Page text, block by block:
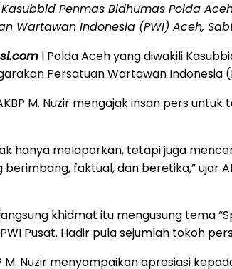
Penmas Bidhumas Polda
Wartawan Indonesia (PWI) Aceh,
l Polda Aceh yang diwakili
Persatuan Wartawan Indonesia
M. Nuzir mengajak insan pers
hanya melaporkan, tetapi juga
faktual, dan beretika,” ujar
khidmat itu mengusung tema
Pusat. Hadir pula sejumlah tokoh
M. Nuzir menyampaikan apresiasi